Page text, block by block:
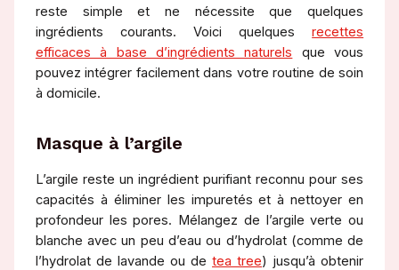
reste simple et ne nécessite que quelques
ingrédients courants. Voici quelquesrecettes
efficaces à base d’ingrédients naturels que vous
pouvez intégrer facilement dans votre routine de soin
à domicile.
Masque à l’argile
L’argile reste un ingrédient purifiant reconnu pour ses
capacités à éliminer les impuretés et à nettoyer en
profondeur les pores. Mélangez de l’argile verte ou
blanche avec un peu d’eau ou d’hydrolat (comme de
l’hydrolat de lavande ou detea tree) jusqu’à obtenir